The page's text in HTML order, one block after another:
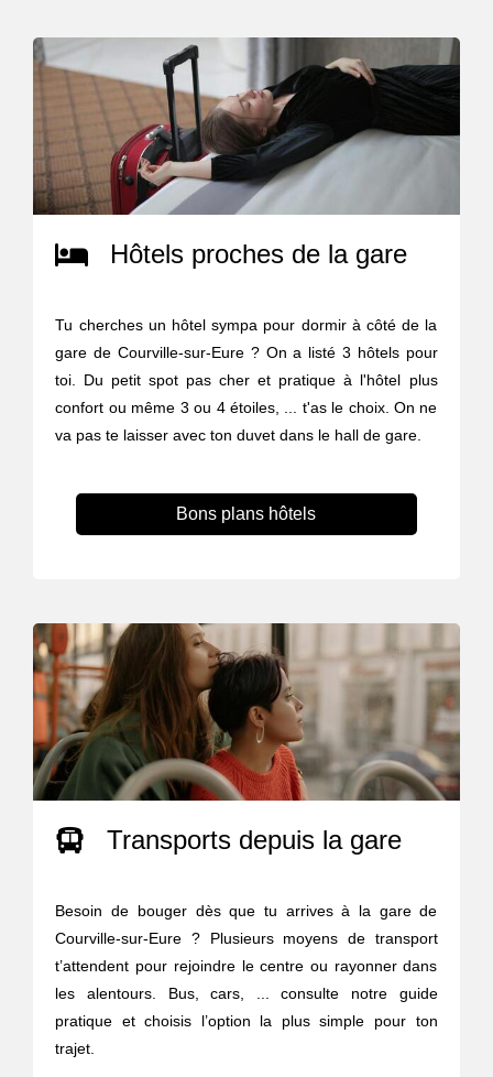
Hôtels proches de la gare
Tu cherches un hôtel sympa pour dormir à côté de la
gare de Courville-sur-Eure ? On a listé 3 hôtels pour
toi. Du petit spot pas cher et pratique à l'hôtel plus
confort ou même 3 ou 4 étoiles, ... t'as le choix. On ne
va pas te laisser avec ton duvet dans le hall de gare.
Bons plans hôtels
Transports depuis la gare
Besoin de bouger dès que tu arrives à la gare de
Courville-sur-Eure ? Plusieurs moyens de transport
t’attendent pour rejoindre le centre ou rayonner dans
les alentours. Bus, cars, ... consulte notre guide
pratique et choisis l’option la plus simple pour ton
trajet.